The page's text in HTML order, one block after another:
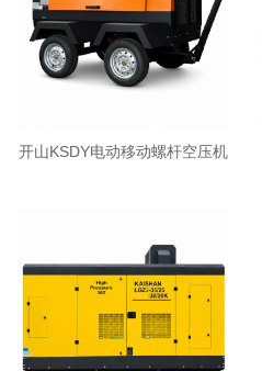
开山KSDY电动移动螺杆空压机